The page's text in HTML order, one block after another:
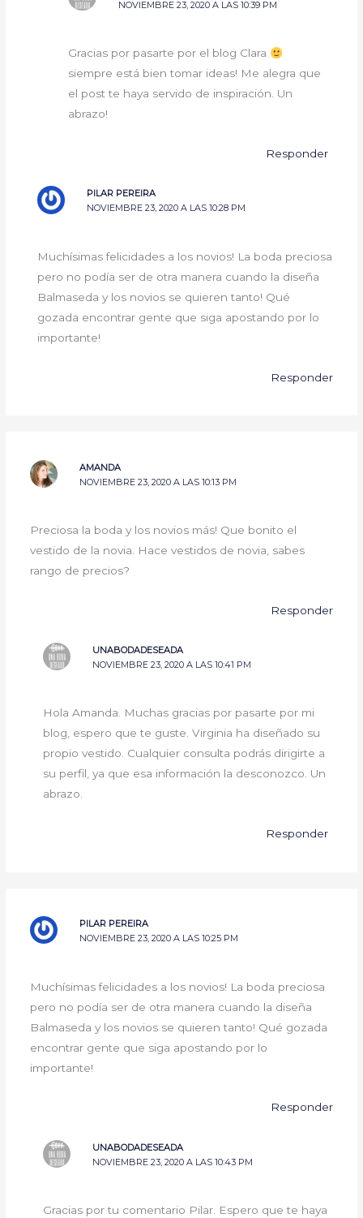
NOVIEMBRE 23, 2020 A LAS 10:39 PM
Gracias por pasarte por el blog Clara
siempre está bien tomar ideas! Me alegra que
el post te haya servido de inspiración. Un
abrazo!
Responder
PILAR PEREIRA
NOVIEMBRE 23, 2020 A LAS 10:28 PM
Muchísimas felicidades a los novios! La boda preciosa
pero no podía ser de otra manera cuando la diseña
Balmaseda y los novios se quieren tanto! Qué
gozada encontrar gente que siga apostando por lo
importante!
Responder
AMANDA
NOVIEMBRE 23, 2020 A LAS 10:13 PM
Preciosa la boda y los novios más! Que bonito el
vestido de la novia. Hace vestidos de novia, sabes
rango de precios?
Responder
UNABODADESEADA
NOVIEMBRE 23, 2020 A LAS 10:41 PM
Hola Amanda. Muchas gracias por pasarte por mi
blog, espero que te guste. Virginia ha diseñado su
propio vestido. Cualquier consulta podrás dirigirte a
su perfil, ya que esa información la desconozco. Un
abrazo.
Responder
PILAR PEREIRA
NOVIEMBRE 23, 2020 A LAS 10:25 PM
Muchísimas felicidades a los novios! La boda preciosa
pero no podía ser de otra manera cuando la diseña
Balmaseda y los novios se quieren tanto! Qué gozada
encontrar gente que siga apostando por lo
importante!
Responder
UNABODADESEADA
NOVIEMBRE 23, 2020 A LAS 10:43 PM
Gracias por tu comentario Pilar. Espero que te haya